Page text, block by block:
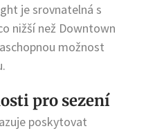
je srovnatelná s
nižší než Downtown
možnost
pro sezení
poskytovat